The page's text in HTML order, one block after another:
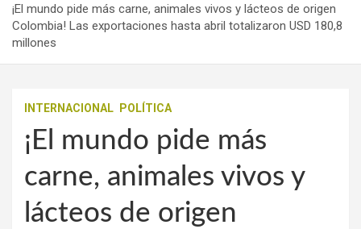
¡El mundo pide más carne, animales vivos y lácteos de origen
Colombia! Las exportaciones hasta abril totalizaron USD 180,8
millones
INTERNACIONAL POLÍTICA
¡El mundo pide más
carne, animales vivos y
lácteos de origen